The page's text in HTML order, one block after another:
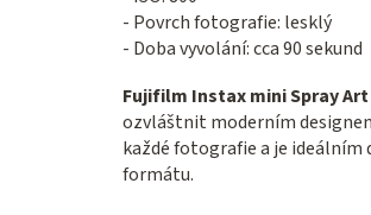
- Povrch fotografie: lesklý
- Doba vyvolání: cca 90 sekund
Fujifilm Instax mini Spray Art
ozvláštnit moderním
každé fotografie a je
formátu.